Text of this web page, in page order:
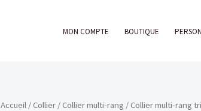
MON COMPTE BOUTIQUE
Accueil /Collier /Collier multi-rang / Collier multi-rang